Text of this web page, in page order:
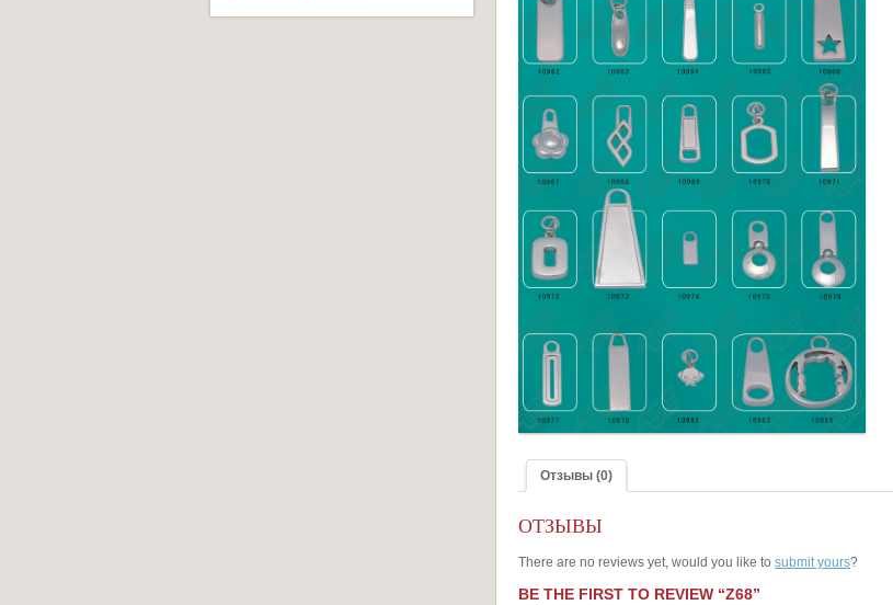
Отзывы (0)
ОТЗЫВЫ
There are no reviews yet, would you like to submit yours?
BE THE FIRST TO REVIEW “Z68”